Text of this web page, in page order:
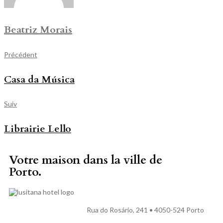
Beatriz Morais
Précédent
Casa da Música
Suiv
Librairie Lello
Votre maison dans la ville de
Porto.
Rua do Rosário, 241 • 4050-524 Porto